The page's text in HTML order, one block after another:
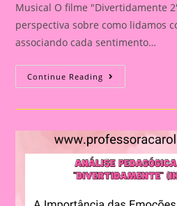
Musical O filme "Divertidamente
perspectiva sobre como lidamos
associando cada sentimento…
Continue Reading Música
Sobre
Cores
Emoções
Com
Os
Personagens
Do
Filme